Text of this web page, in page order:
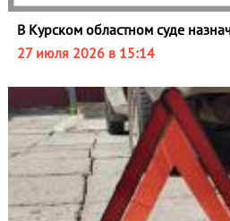
В Курском областном суде
27 июля 2026 в 15:14